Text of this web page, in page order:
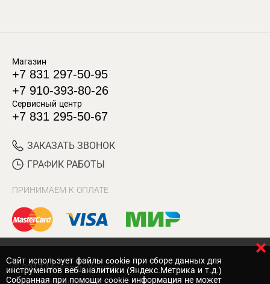
Магазин
+7 831 297-50-95
+7 910-393-80-26
Сервисный центр
+7 831 295-50-67
ЗАКАЗАТЬ ЗВОНОК
ГРАФИК РАБОТЫ
ПРИНИМАЕМ К ОПЛАТЕ
© 2017 Магазин Хозяин
Cайт использует файлы cookie при сборе данных для
инструментов веб-аналитики (Яндекс.Метрика и т.д.)
Собранная при помощи cookie информация не может